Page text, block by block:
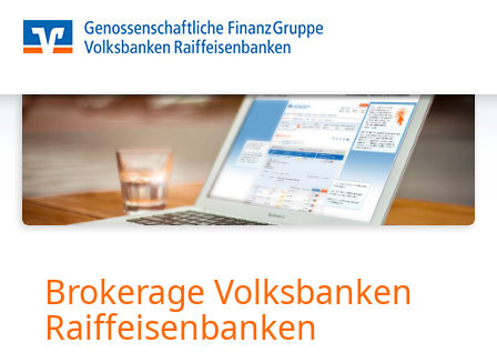
Brokerage Volksbanken
Raiffeisenbanken